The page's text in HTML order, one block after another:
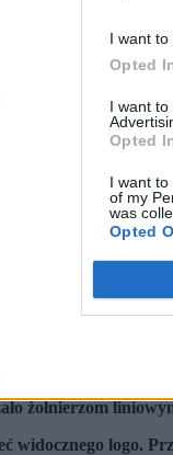
I want to
Opted
I want
Opted
I want
of my
was
Opted
ich noszenia. (fot. DWOT)
żołnierzom
widocznego logo.